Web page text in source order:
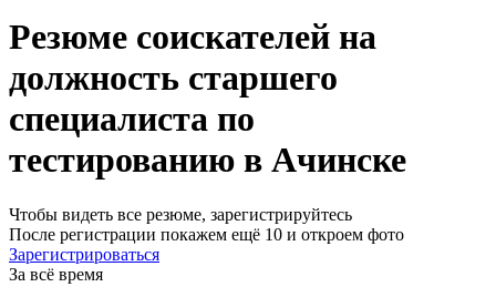
Резюме соискателей на
должность старшего
специалиста по
тестированию в Ачинске
Чтобы видеть все резюме, зарегистрируйтесь
После регистрации покажем ещё 10 и откроем фото
Зарегистрироваться
За всё время